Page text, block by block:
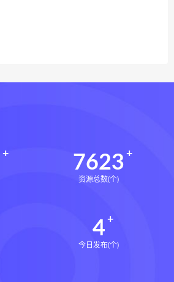
7623
资源总数(个)
4
今日发布(个)